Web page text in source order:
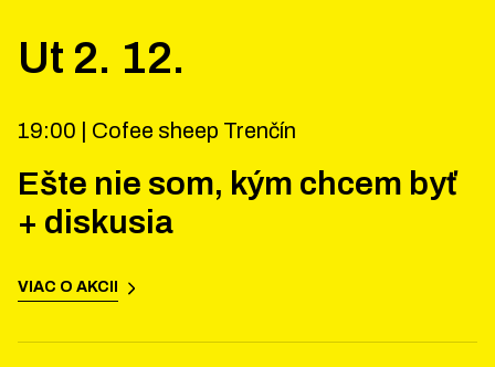
Ut 2. 12.
19:00 | Cofee sheep Trenčín
Ešte nie som, kým chcem byť
+ diskusia
VIAC O AKCII